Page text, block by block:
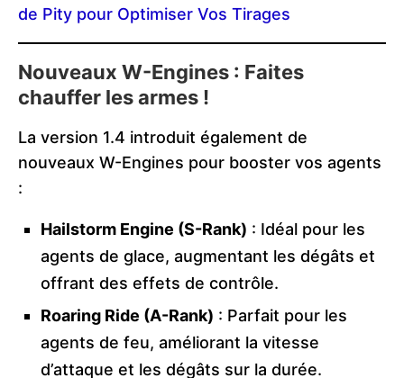
de Pity pour Optimiser Vos Tirages
Nouveaux W-Engines : Faites
chauffer les armes !
La version 1.4 introduit également de
nouveaux W-Engines pour booster vos agents
:
Hailstorm Engine (S-Rank) : Idéal pour les
agents de glace, augmentant les dégâts et
offrant des effets de contrôle.
Roaring Ride (A-Rank) : Parfait pour les
agents de feu, améliorant la vitesse
d’attaque et les dégâts sur la durée.